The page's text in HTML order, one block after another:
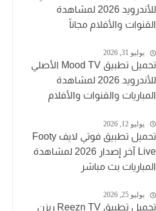
للأندرويد 2026 لمشاهدة
القنوات والأفلام مجاناً
يوليو 31, 2026
تحميل تطبيق Mood TV الأصلي
للأندرويد 2026 لمشاهدة
المباريات والقنوات والأفلام
يوليو 12, 2026
تحميل تطبيق فوتي لايف Footy
Live آخر إصدار 2026 لمشاهدة
المباريات بث مباشر
يوليو 25, 2026
تحميل تطبيق Reezn TV ريزن